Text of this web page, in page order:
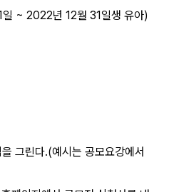
~ 2022년 12월 31일생 유아)
그린다.(예시는 공모요강에서